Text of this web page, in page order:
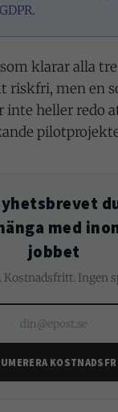
klarar alla
riskfri, men en
inte heller redo
med
jobbet
Kostnadsfritt. Ingen
din@epost.se